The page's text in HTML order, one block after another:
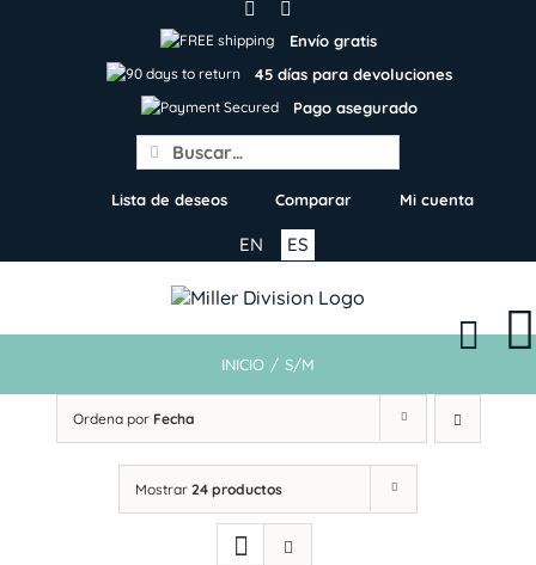
Envío gratis
45 días para devoluciones
Pago asegurado
Search
for:
Lista de deseos Comparar Mi cuenta
ES
EN
INICIO / S/M
Ordena por Fecha
Mostrar 24 productos